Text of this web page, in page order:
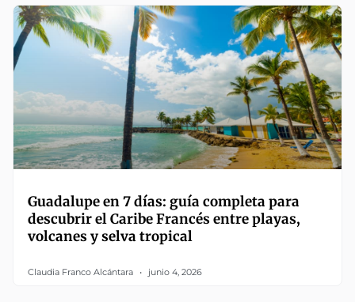
Guadalupe en 7 días: guía completa para
descubrir el Caribe Francés entre playas,
volcanes y selva tropical
Claudia Franco Alcántara junio 4, 2026